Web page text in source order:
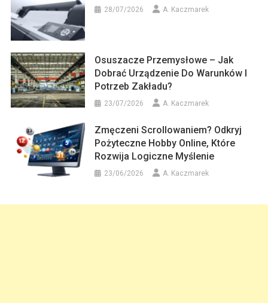
28/07/2026 A. Kaczmarek
Osuszacze Przemysłowe – Jak
Dobrać Urządzenie Do Warunków I
Potrzeb Zakładu?
23/07/2026 A. Kaczmarek
Zmęczeni Scrollowaniem? Odkryj
Pożyteczne Hobby Online, Które
Rozwija Logiczne Myślenie
23/06/2026 A. Kaczmarek